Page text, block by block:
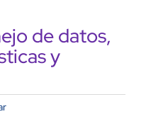
de datos,
y